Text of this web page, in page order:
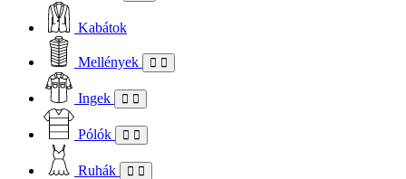
Kabátok
Mellények
Ingek
Pólók
Ruhák